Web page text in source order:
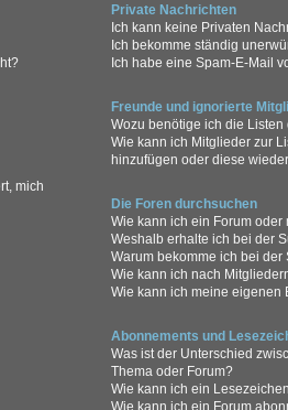
mich
Private Nachrichten
Ich kann keine Privaten
Ich bekomme ständig
Ich habe eine Spam-E-Mail
Freunde und ignorierte
Wozu benötige ich die
Wie kann ich Mitglieder zur
hinzufügen oder diese
Die Foren durchsuchen
Wie kann ich ein Forum
Weshalb erhalte ich bei der
Warum bekomme ich bei
Wie kann ich nach
Wie kann ich meine eigenen
Abonnements und
Was ist der Unterschied
Thema oder Forum?
Wie kann ich ein